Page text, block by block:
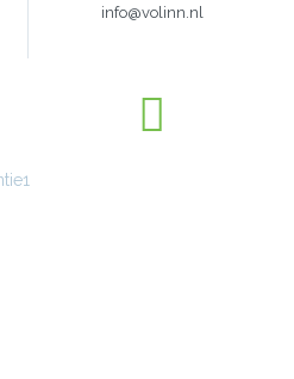
info@volinn.nl